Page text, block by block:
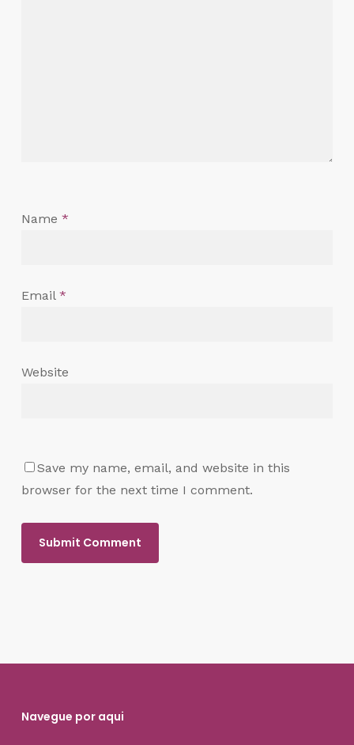
Name *
Email *
Website
Save my name, email, and website in this
browser for the next time I comment.
Navegue por aqui